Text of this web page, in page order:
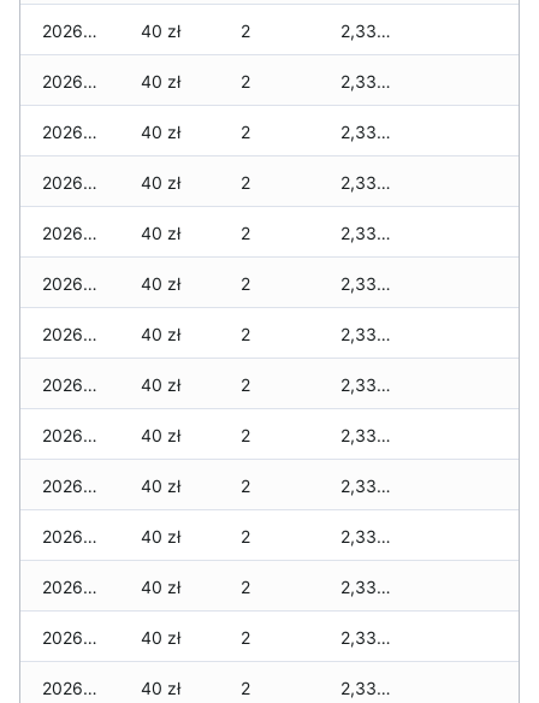
2026-03-26 40 zł 2 2,335 zł
2026-03-25 40 zł 2 2,335 zł
2026-03-24 40 zł 2 2,335 zł
2026-03-23 40 zł 2 2,335 zł
2026-03-22 40 zł 2 2,335 zł
2026-03-21 40 zł 2 2,335 zł
2026-03-20 40 zł 2 2,335 zł
2026-03-19 40 zł 2 2,335 zł
2026-03-18 40 zł 2 2,335 zł
2026-03-17 40 zł 2 2,335 zł
2026-03-16 40 zł 2 2,335 zł
2026-03-15 40 zł 2 2,335 zł
2026-03-14 40 zł 2 2,335 zł
2026-03-13 40 zł 2 2,335 zł